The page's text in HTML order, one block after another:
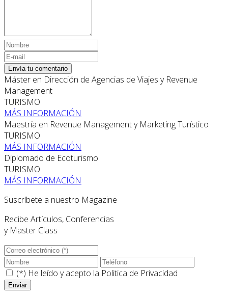
Envía tu comentario
Máster en Dirección de Agencias de Viajes y Revenue
Management
TURISMO
MÁS INFORMACIÓN
Maestría en Revenue Management y Marketing Turístico
TURISMO
MÁS INFORMACIÓN
Diplomado de Ecoturismo
TURISMO
MÁS INFORMACIÓN
Suscríbete a nuestro Magazine
Recibe Artículos, Conferencias
y Master Class
(*) He leído y acepto la Politica de Privacidad